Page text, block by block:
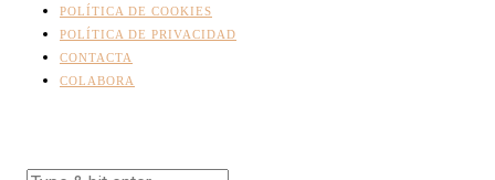
POLÍTICA DE COOKIES
POLÍTICA DE PRIVACIDAD
CONTACTA
COLABORA